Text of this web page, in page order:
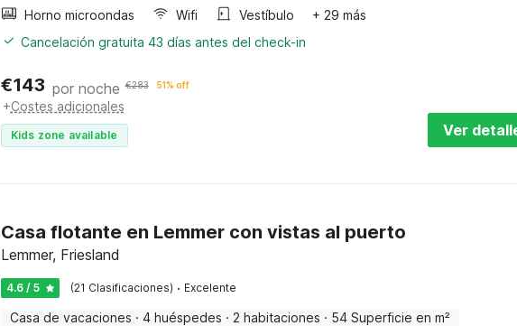
Horno microondas
Wifi Vestíbulo
+ 29 más
Cancelación gratuita 43 días antes del check-in
€143 por noche €283 51% off
+Costes adicionales
Kids zone available Ver
Casa flotante en Lemmer con vistas al puerto
Lemmer, Friesland
4.6 / 5 (21 Clasificaciones) · Excelente
Casa de vacaciones · 4 huéspedes · 2 habitaciones · 54 Superficie en m²